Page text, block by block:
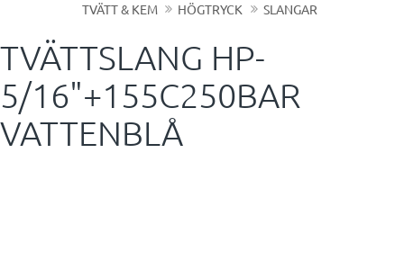
TVÄTT & KEM HÖGTRYCK SLANGAR
TVÄTTSLANG HP-
5/16"+155C250BAR
VATTENBLÅ